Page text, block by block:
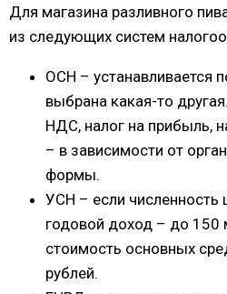
Для магазина разливного
из следующих систем
ОСН – устанавливается
выбрана какая-то
НДС, налог на прибыль,
– в зависимости от
формы.
УСН – если численность
годовой доход – до 150
стоимость основных
рублей.